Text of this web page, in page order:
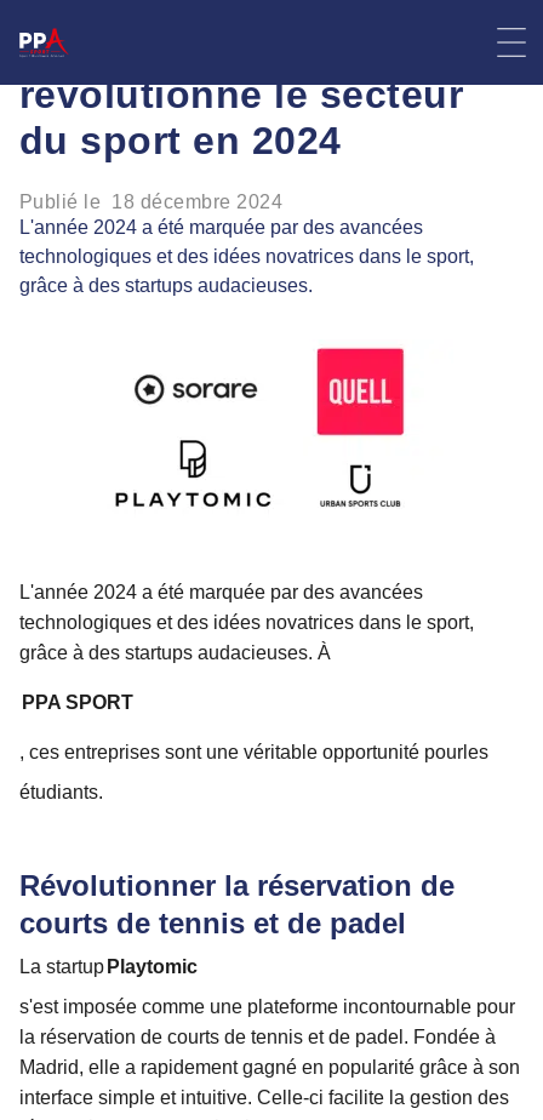
4 des startups qui ont
révolutionné le secteur
du sport en 2024
Publié le 18 décembre 2024
L'année 2024 a été marquée par des avancées
technologiques et des idées novatrices dans le sport,
grâce à des startups audacieuses.
L'année 2024 a été marquée par des avancées
technologiques et des idées novatrices dans le sport,
grâce à des startups audacieuses. À
PPA SPORT
, ces entreprises sont une véritable opportunité pourles
étudiants.
Révolutionner la réservation de
courts de tennis et de padel
La startup Playtomic
s'est imposée comme une plateforme incontournable pour
la réservation de courts de tennis et de padel. Fondée à
Madrid, elle a rapidement gagné en popularité grâce à son
interface simple et intuitive. Celle-ci facilite la gestion des